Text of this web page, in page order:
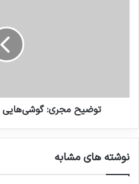
توضیح مجری: گوشی‌هایی
نوشته های مشابه